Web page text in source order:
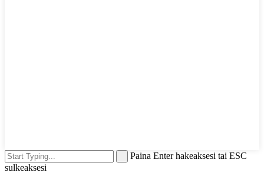
Paina Enter hakeaksesi tai ESC
sulkeaksesi